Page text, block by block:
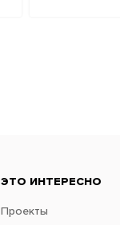
ЭТО ИНТЕРЕСНО
Проекты